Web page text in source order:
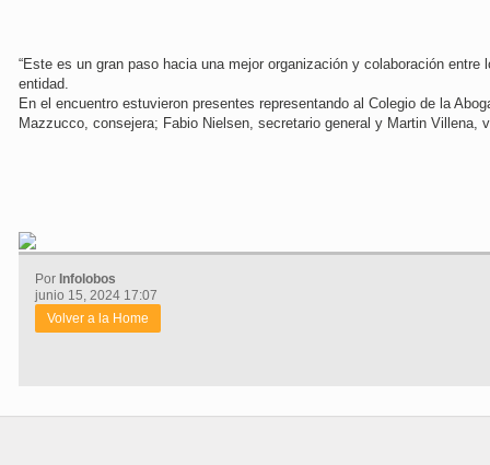
“Este es un gran paso hacia una mejor organización y colaboración
entidad.
En el encuentro estuvieron presentes representando al Colegio de la
Mazzucco, consejera; Fabio Nielsen, secretario general y Martin Villena,
Por Infolobos
junio 15, 2024 17:07
Volver a la Home